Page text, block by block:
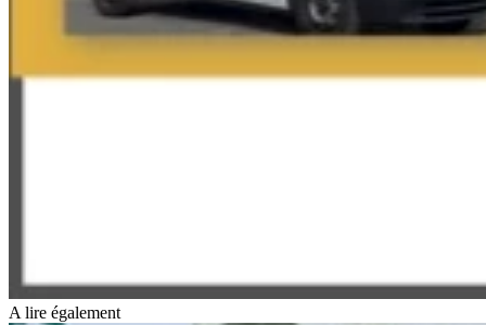
A lire également